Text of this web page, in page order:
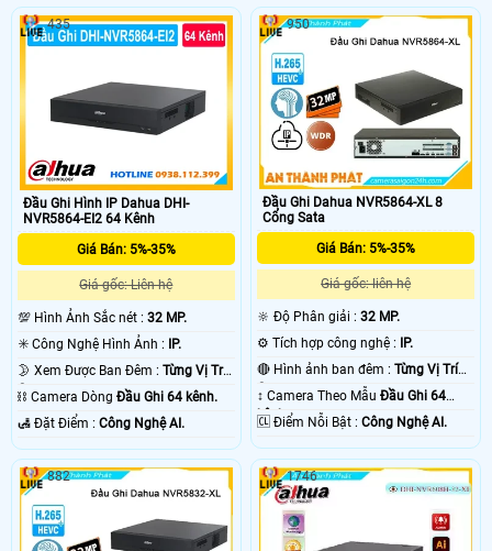
Đầu Ghi Hình IP Dahua DHI-
NVR5864-EI2 64 Kênh
Giá Bán: 5%-35%
Giá gốc: Liên hệ
💯 Hình Ảnh Sắc nét : 32 MP.
✳️ Công Nghệ Hình Ảnh : IP.
🌛 Xem Được Ban Đêm : Từng Vị Trí
Camera .
⛓ Camera Dòng Đầu Ghi 64 kênh.
️🛃 Đặt Điểm : Công Nghệ AI.
435
Đầu Ghi Dahua NVR5864-XL 8
Cổng Sata
Giá Bán: 5%-35%
Giá gốc: liên hệ
🔆 Độ Phân giải :32 MP.
⚙ Tích hợp công nghệ : IP.
🔴 Hình ảnh ban đêm :Từng Vị Trí
Camera .
↕️ Camera Theo MẫuĐầu Ghi 64
kênh.
️🆑 Điểm Nỗi Bật :Công Nghệ AI.
950
882 1746